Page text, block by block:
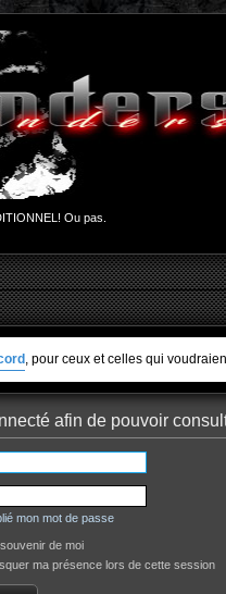
Ou pas.
, pour ceux et celles qui
afin de pouvoir
mon mot de passe
de moi
ma présence lors de cette session